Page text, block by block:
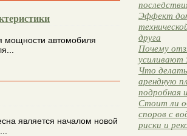
Эффект
друга
Почему
усиливают
Что
арендную
подробная
Стоит ли
споров с
риски и
мощности автомобиля
является началом новой